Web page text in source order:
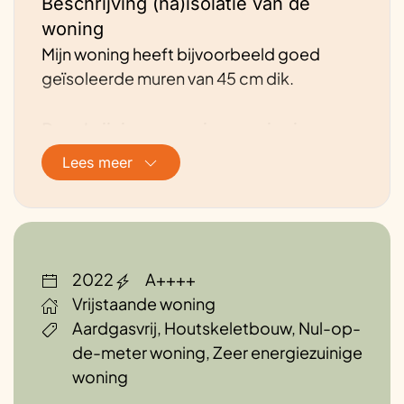
woning
Mijn woning heeft bijvoorbeeld goed
geïsoleerde muren van 45 cm dik.
de woning
Warmtepomp
Ervaringen
Sinds ik in mijn WikiHouse woon, merk ik
dat mijn maandelijkse energiekosten
aanzienlijk lager zijn dan in mijn vorige huis,
Lees meer
2022
A++++
Vrijstaande woning
Aardgasvrij, Houtskeletbouw, Nul-op-
de-meter woning, Zeer energiezuinige
woning